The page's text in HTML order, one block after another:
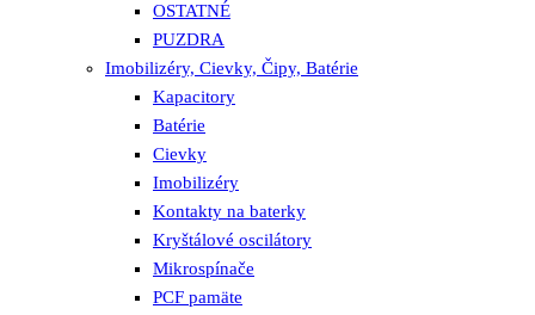
OSTATNÉ
PUZDRA
Imobilizéry, Cievky, Čipy, Batérie
Kapacitory
Batérie
Cievky
Imobilizéry
Kontakty na baterky
Kryštálové oscilátory
Mikrospínače
PCF pamäte